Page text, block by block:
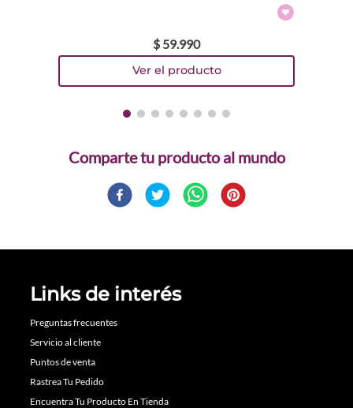
$ 59.990
Comparte
Links de interés
Preguntas frecuentes
Servicio al cliente
Puntos de venta
Rastrea Tu Pedido
Encuentra Tu Producto En Tienda